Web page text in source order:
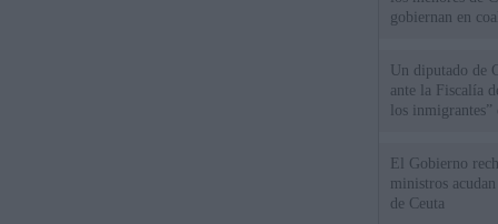
gobiernan en
Un diputado de
ante la Fiscalía
los inmigrantes”
El Gobierno
ministros
de Ceuta